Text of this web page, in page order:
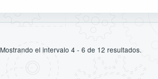
Mostrando el intervalo 4 - 6 de 12 resultados.